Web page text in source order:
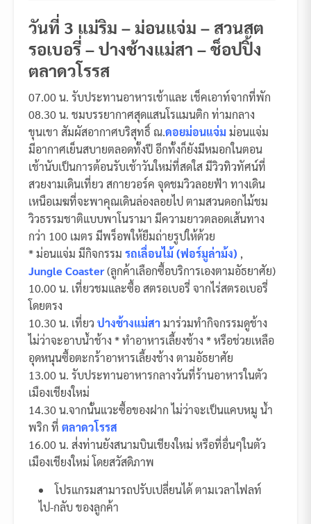
วันที่ 3 แม่ริม – ม่อนแจ่ม – สวนสต
รอเบอรี่ – ปางช้างแม่สา – ช็อปปิ้ง
ตลาดวโรรส
07.00 น. รับประทานอาหารเช้าและ เช็คเอาท์จากที่พัก
08.30 น. ชมบรรยากาศสุดแสนโรแมนติก ท่ามกลาง
ขุนเขา สัมผัสอากาศบริสุทธิ์ ณ.ดอยม่อนแจ่ม ม่อนแจ่ม
มีอากาศเย็นสบายตลอดทั้งปี อีกทั้งก็ยังมีหมอกในตอน
เช้านับเป็นการต้อนรับเช้าวันใหม่ที่สดใส มีวิวทิวทัศน์ที่
สวยงามเดินเที่ยว สกายวอร์ค จุดชมวิวลอยฟ้า ทางเดิน
เหนือเมฆที่จะพาคุณเดินล่องลอยไป ตามสวนดอกไม้ชม
วิวธรรมชาติแบบพาโนรามา มีความยาวตลอดเส้นทาง
กว่า 100 เมตร มีพร็อพให้ยืมถ่ายรูปให้ด้วย
* ม่อนแจ่ม มีกิจกรรม รถเลื่อนไม้ (ฟอร์มูล่าม้ง) ,
Jungle Coaster(ลูกค้าเลือกซื้อบริการเองตามอัธยาศัย)
10.00 น. เที่ยวชมและซื้อ สตรอเบอรี่ จากไร่สตรอเบอรี่
โดยตรง
10.30 น. เที่ยว ปางช้างแม่สามาร่วมทำกิจกรรมดูช้าง
ไม่ว่าจะอาบน้ำช้าง * ทำอาหารเลี้ยงช้าง * หรือช่วยเหลือ
อุดหนุนซื้อตะกร้าอาหารเลี้ยงช้าง ตามอัธยาศัย
13.00 น. รับประทานอาหารกลางวันที่ร้านอาหารในตัว
เมืองเชียงใหม่
14.30 น.จากนั้นแวะซื้อของฝาก ไม่ว่าจะเป็นแคบหมู น้ำ
พริก ที่ ตลาดวโรรส
16.00 น. ส่่งท่านยังสนามบินเชียงใหม่ หรือที่อื่นๆในตัว
เมืองเชียงใหม่ โดยสวัสดิภาพ
โปรแกรมสามารถปรับเปลี่ยนได้ ตามเวลาไฟลท์
ไป-กลับ ของลูกค้า